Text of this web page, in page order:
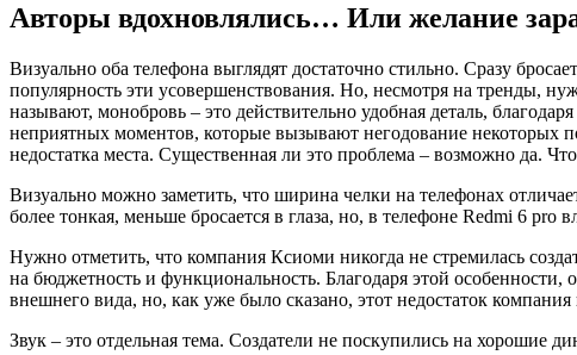
Авторы вдохновлялись… Или желание
Визуально оба телефона выглядят достаточно стильно. Сразу
популярность эти усовершенствования. Но, несмотря на тренды,
называют, монобровь – это действительно удобная деталь,
неприятных моментов, которые вызывают негодование некоторых
недостатка места. Существенная ли это проблема – возможно да.
Визуально можно заметить, что ширина челки на телефонах
более тонкая, меньше бросается в глаза, но, в телефоне Redmi 6 pro
Нужно отметить, что компания Ксиоми никогда не стремилась
на бюджетность и функциональность. Благодаря этой особенности,
внешнего вида, но, как уже было сказано, этот недостаток
Звук – это отдельная тема. Создатели не поскупились на